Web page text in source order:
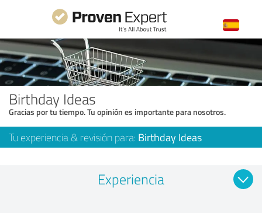
Birthday Ideas
Gracias por tu tiempo. Tu opinión es importante para nosotros.
Tu experiencia & revisión para: Birthday Ideas
Experiencia